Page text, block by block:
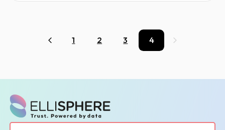
Précédent
1 2 3 4 Suivant